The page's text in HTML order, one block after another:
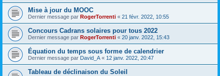
Mise à jour du MOOC
Dernier message par RogerTorrenti « 21 févr. 2022, 10:55
Concours Cadrans solaires pour tous 2022
Dernier message par RogerTorrenti « 20 janv. 2022, 15:43
Équation du temps sous forme de calendrier
Dernier message par David_A « 12 janv. 2022, 20:47
Tableau de déclinaison du Soleil